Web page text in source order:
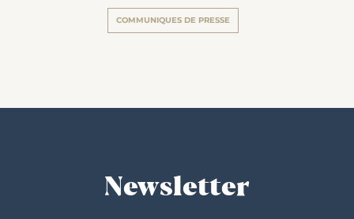
COMMUNIQUES DE PRESSE
Newsletter